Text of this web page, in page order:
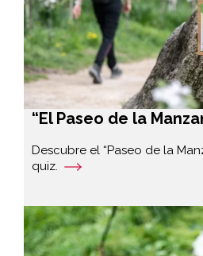
“El Paseo de la
Descubre el “Paseo de la
quiz.